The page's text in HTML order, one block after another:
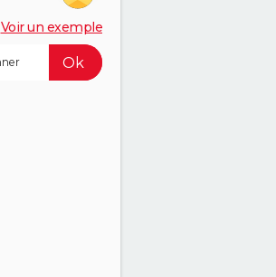
Voir un exemple